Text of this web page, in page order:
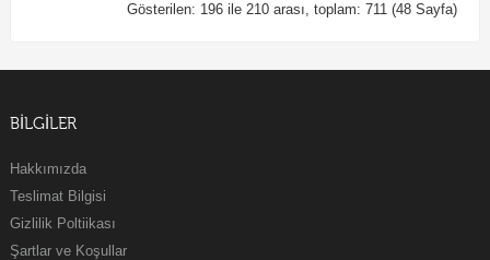
Gösterilen: 196 ile 210 arası, toplam: 711 (48 Sayfa)
BILGILER
Hakkımızda
Teslimat Bilgisi
Gizlilik Poltiikası
Şartlar ve Koşullar